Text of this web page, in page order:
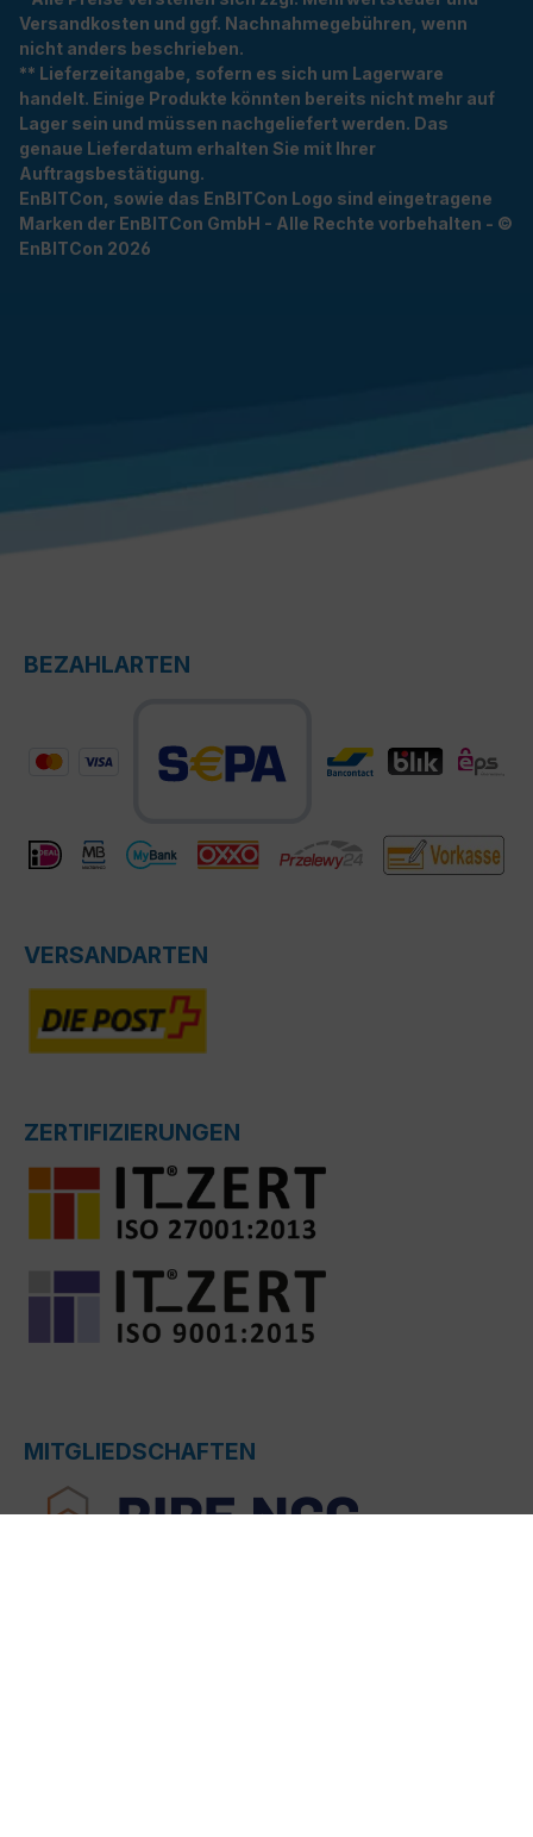
Versandkosten und ggf. Nachnahmegebühren, wenn
nicht anders beschrieben.
** Lieferzeitangabe, sofern es sich um Lagerware
handelt. Einige Produkte könnten bereits nicht mehr auf
Lager sein und müssen nachgeliefert werden. Das
genaue Lieferdatum erhalten Sie mit Ihrer
Auftragsbestätigung.
EnBITCon, sowie das EnBITCon Logo sind eingetragene
Marken der EnBITCon GmbH - Alle Rechte vorbehalten - ©
EnBITCon 2026
BEZAHLARTEN
VERSANDARTEN
ZERTIFIZIERUNGEN
MITGLIEDSCHAFTEN